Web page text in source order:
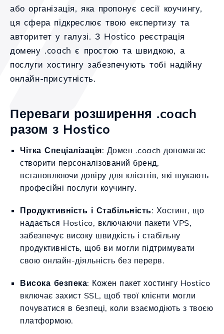
або організація, яка пропонує сесії коучингу,
ця сфера підкреслює твою експертизу та
авторитет у галузі. З Hostico реєстрація
домену .coach є простою та швидкою, а
послуги хостингу забезпечують тобі надійну
онлайн-присутність.
Переваги розширення .coach
разом з Hostico
Чітка Спеціалізація: Домен .coach допомагає
створити персоналізований бренд,
встановлюючи довіру для клієнтів, які шукають
професійні послуги коучингу.
Продуктивність і Стабільність: Хостинг, що
надається Hostico, включаючи пакети VPS,
забезпечує високу швидкість і стабільну
продуктивність, щоб ви могли підтримувати
свою онлайн-діяльність без перерв.
Висока безпека: Кожен пакет хостингу Hostico
включає захист SSL, щоб твої клієнти могли
почуватися в безпеці, коли взаємодіють з твоєю
платформою.